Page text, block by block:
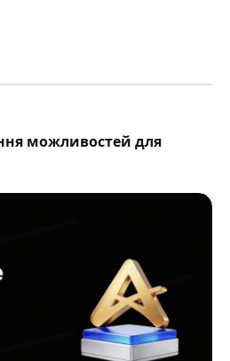
можливостей для